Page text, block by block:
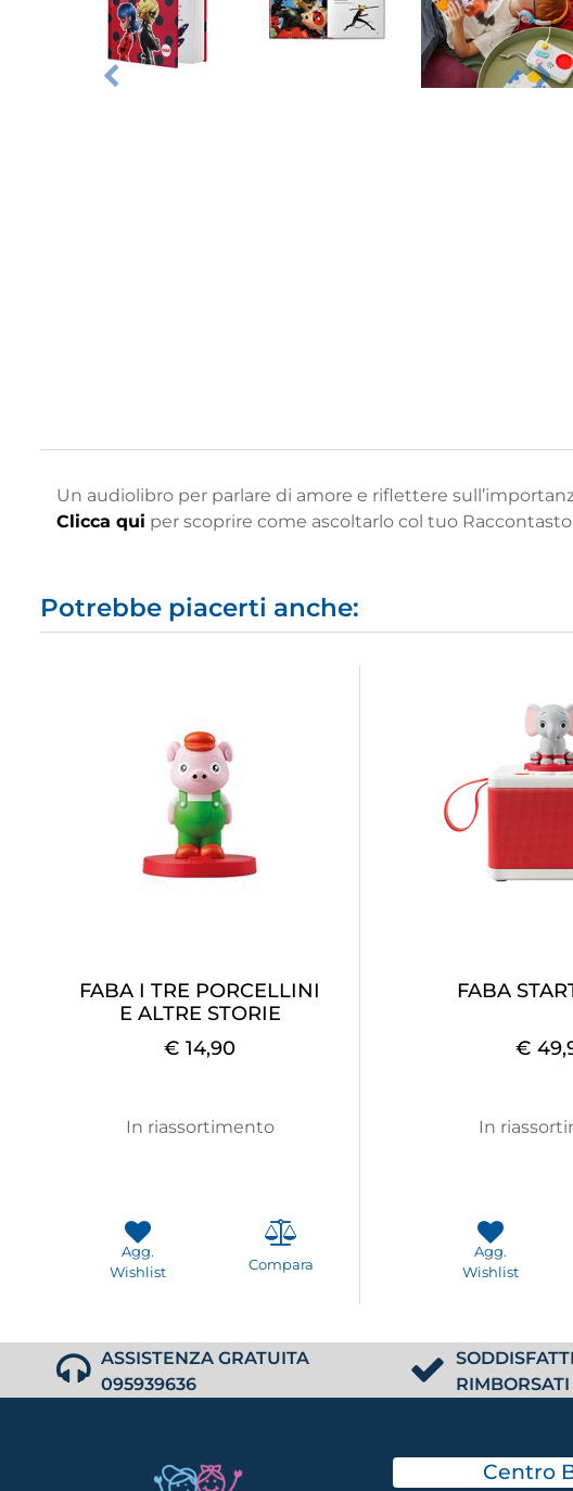
Un audiolibro per parlare di amore e riflettere
Clicca qui per scoprire come ascoltarlo col tuo
Potrebbe piacerti anche:
FABA I TRE PORCELLINI
E ALTRE STORIE
€ 14,90
In riassortimento
Agg.
Wishlist
Compara
FABA
€
In
Agg.
Wishlist
ASSISTENZA GRATUITA
095939636
RIMBORSATI
Centro